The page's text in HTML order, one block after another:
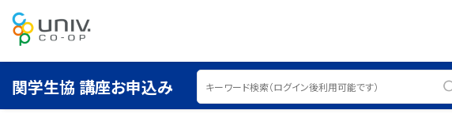
関学生協 講座お申込み